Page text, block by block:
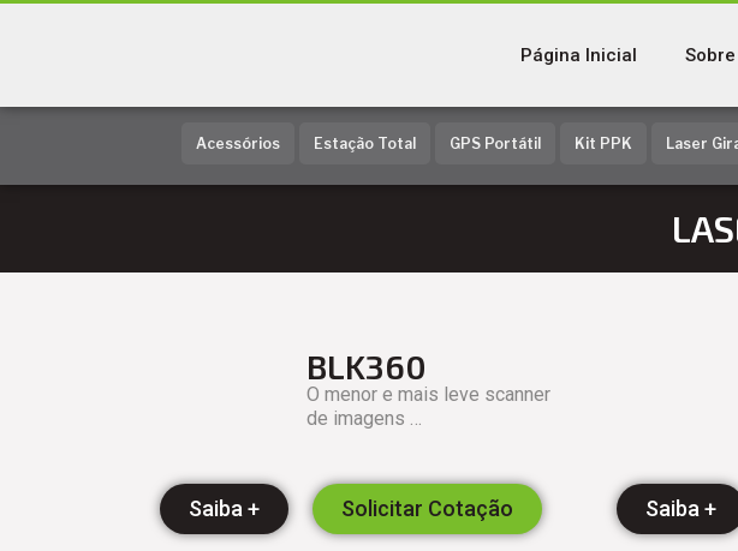
Página Inicial
Acessórios Estação Total GPS Portátil Kit PPK Laser
BLK360
O menor e mais leve scanner
de imagens …
Saiba + Solicitar Cotação Saiba +